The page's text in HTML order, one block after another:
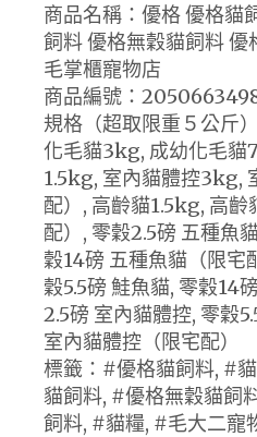
商品名稱：優格 優格貓
飼料 優格無穀貓飼料
毛掌櫃寵物店
商品編號：
規格（超取限重５公斤
化毛貓3kg, 成幼化毛貓
1.5kg, 室內貓體控3kg,
配）, 高齡貓1.5kg, 高
配）, 零穀2.5磅 五種魚
穀14磅 五種魚貓（限宅
穀5.5磅 鮭魚貓, 零穀14
2.5磅 室內貓體控, 零穀
室內貓體控（限宅配）
標籤：#優格貓飼料, #
貓飼料, #優格無穀貓飼
飼料, #貓糧, #毛大二寵